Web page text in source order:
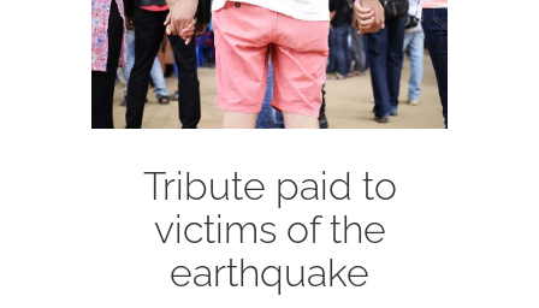
Tribute paid to
victims of the
earthquake